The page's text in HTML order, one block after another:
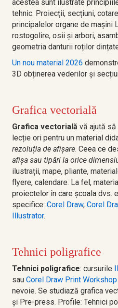
acestea sunt ilustrate
tehnic. Proiecții, secțiuni,
principalelor organe de mașini
rostogolire, osii și arbori,
geometria danturii roților
Un nou material 2026
3D obținerea vederilor și
Grafica vectorială
Grafica vectorială vă ajută
lecție ori pentru un material
rezoluția de afișare. Ceea ce
afișa sau tipări la orice
ilustrații, mape, pliante,
flyere, calendare. La fel,
proiectelor în care școala dvs.
specifice: Corel Draw, Corel
Illustrator.
Tehnici poligrafice
Tehnici poligrafice: cursurile
sau Corel Draw Print Workshop
nevoie. Se studiază grafica
și Pre-press. Profile: Tehnici